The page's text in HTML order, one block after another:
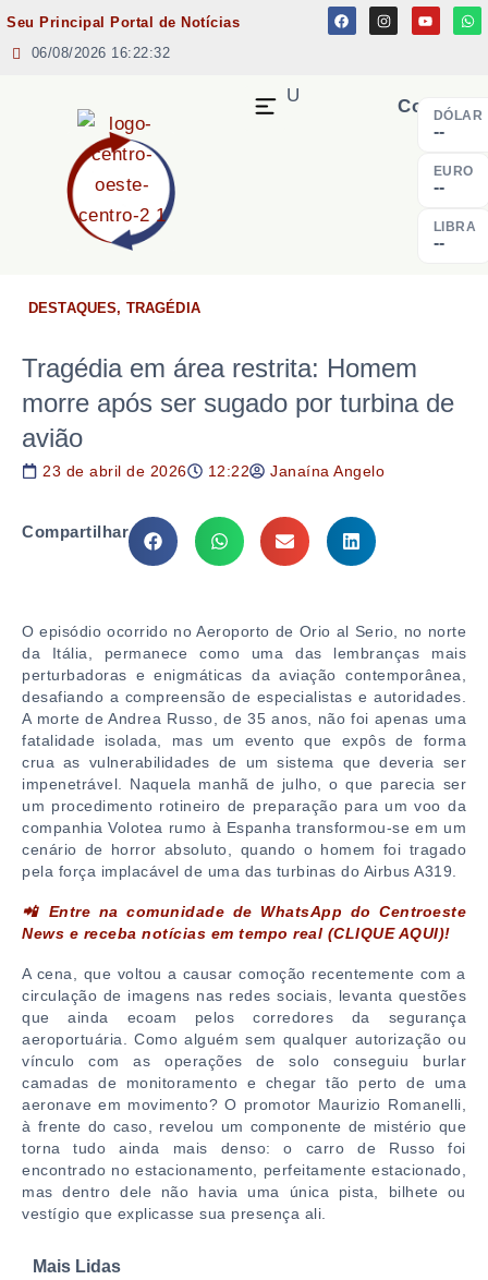
Seu Principal Portal de Notícias
06/08/2026 16:22:32
Cotação
DÓLAR
--
EURO
--
LIBRA
--
MENU
DESTAQUES, TRAGÉDIA
Tragédia em área restrita: Homem
morre após ser sugado por turbina de
avião
23 de abril de 2026 12:22 Janaína Angelo
Compartilhar
O episódio ocorrido no Aeroporto de Orio al Serio, no norte
da Itália, permanece como uma das lembranças mais
perturbadoras e enigmáticas da aviação contemporânea,
desafiando a compreensão de especialistas e autoridades.
A morte de Andrea Russo, de 35 anos, não foi apenas uma
fatalidade isolada, mas um evento que expôs de forma
crua as vulnerabilidades de um sistema que deveria ser
impenetrável. Naquela manhã de julho, o que parecia ser
um procedimento rotineiro de preparação para um voo da
companhia Volotea rumo à Espanha transformou-se em um
cenário de horror absoluto, quando o homem foi tragado
pela força implacável de uma das turbinas do Airbus A319.
📲 Entre na comunidade de WhatsApp do Centroeste
News e receba notícias em tempo real (CLIQUE AQUI)!
A cena, que voltou a causar comoção recentemente com a
circulação de imagens nas redes sociais, levanta questões
que ainda ecoam pelos corredores da segurança
aeroportuária. Como alguém sem qualquer autorização ou
vínculo com as operações de solo conseguiu burlar
camadas de monitoramento e chegar tão perto de uma
aeronave em movimento? O promotor Maurizio Romanelli,
à frente do caso, revelou um componente de mistério que
torna tudo ainda mais denso: o carro de Russo foi
encontrado no estacionamento, perfeitamente estacionado,
mas dentro dele não havia uma única pista, bilhete ou
vestígio que explicasse sua presença ali.
Mais Lidas